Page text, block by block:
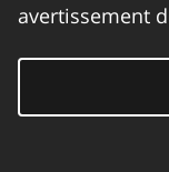
avertissement